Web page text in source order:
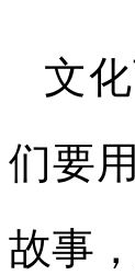
文
们要
故事